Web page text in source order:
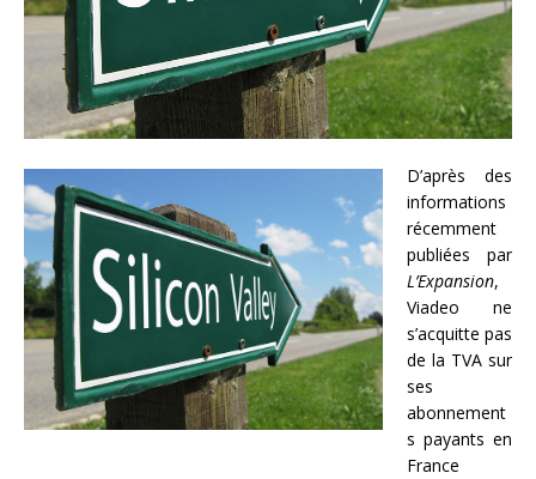
D’après des
informations
récemment
publiées par
L’Expansion,
Viadeo ne
s’acquitte pas
de la TVA sur
ses
abonnement
s payants en
France